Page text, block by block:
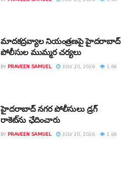
మాదకద్రవ్యాల నియంత్రణపై హైదరాబాద్
పోలీసుల ముమ్మర చర్యలు
BY PRAVEEN SAMUEL JULY 20, 2026 1.6K
హైదరాబాద్ నగర పోలీసులు డ్రగ్
రాకెట్‌ను ఛేదించారు
BY PRAVEEN SAMUEL JULY 20, 2026 1.6K